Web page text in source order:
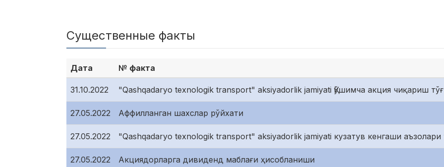
Существенные факты
Дата № факта
31.10.2022 "Qashqadaryo texnologik transport" aksiyadorlik jamiyati Қўшимча акция чиқариш
27.05.2022 Аффилланган шахслар рўйхати
27.05.2022 "Qashqadaryo texnologik transport" aksiyadorlik jamiyati кузатув кенгаши
27.05.2022 Акциядорларга дивиденд маблағи ҳисобланиши